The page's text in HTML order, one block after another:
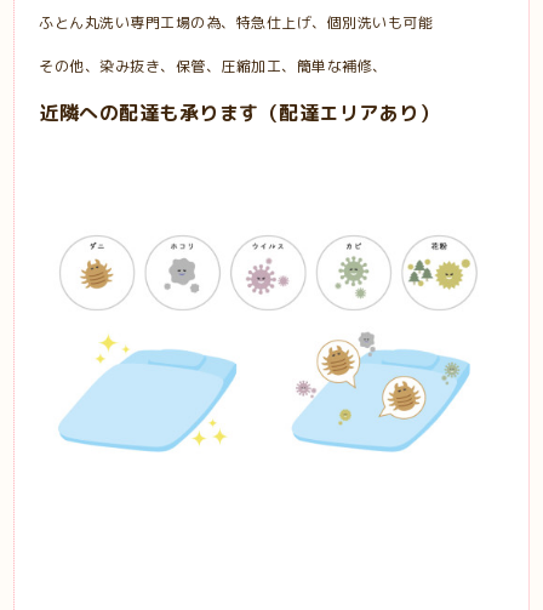
ふとん丸洗い専門工場の為、特急仕上げ、個別洗いも可能
その他、染み抜き、保管、圧縮加工、簡単な補修、
近隣への配達も承ります（配達エリアあり）